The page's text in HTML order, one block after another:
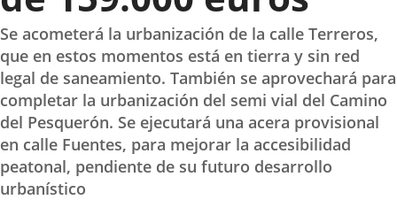
Se acometerá la urbanización de la calle Terreros,
que en estos momentos está en tierra y sin red
legal de saneamiento. También se aprovechará para
completar la urbanización del semi vial del Camino
del Pesquerón. Se ejecutará una acera provisional
en calle Fuentes, para mejorar la accesibilidad
peatonal, pendiente de su futuro desarrollo
urbanístico